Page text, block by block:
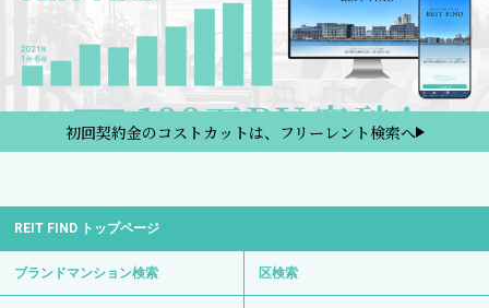
初回契約金のコストカットは、フリーレント検索へ
REIT FIND トップページ
ブランドマンション検索 区検索